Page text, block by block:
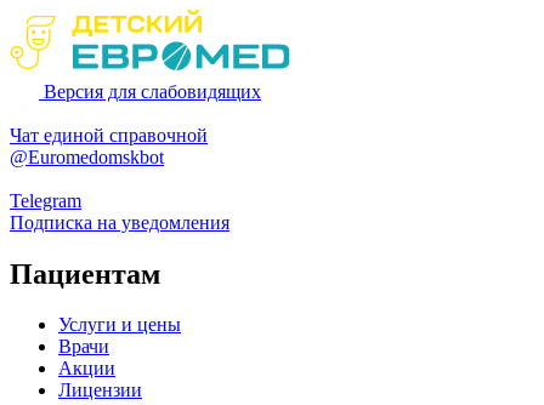
Версия для слабовидящих
Чат единой справочной
@Euromedomskbot
Telegram
Подписка на уведомления
Пациентам
Услуги и цены
Врачи
Акции
Лицензии